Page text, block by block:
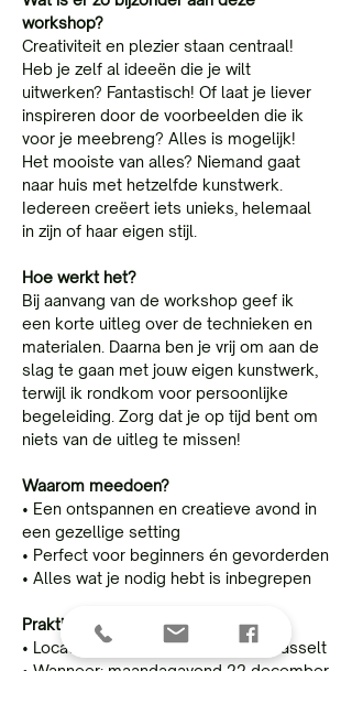
workshop?
Creativiteit en plezier staan centraal!
Heb je zelf al ideeën die je wilt
uitwerken? Fantastisch! Of laat je liever
inspireren door de voorbeelden die ik
voor je meebreng? Alles is mogelijk!
Het mooiste van alles? Niemand gaat
naar huis met hetzelfde kunstwerk.
Iedereen creëert iets unieks, helemaal
in zijn of haar eigen stijl.
Hoe werkt het?
Bij aanvang van de workshop geef ik
een korte uitleg over de technieken en
materialen. Daarna ben je vrij om aan de
slag te gaan met jouw eigen kunstwerk,
terwijl ik rondkom voor persoonlijke
begeleiding. Zorg dat je op tijd bent om
niets van de uitleg te missen!
Waarom meedoen?
• Een ontspannen en creatieve avond in
een gezellige setting
• Perfect voor beginners én gevorderden
• Alles wat je nodig hebt is inbegrepen
Praktische informatie:
• Locatie: Vissersstraat 2E, 3500 Hasselt
• Wanneer: maandagavond 22 december